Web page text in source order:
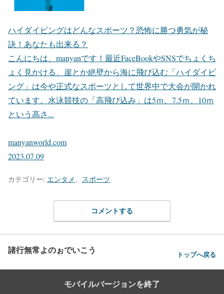
ハイダイビングはどんなスポーツ？恐怖に勝つ勇気が秘
訣！あなたも出来る？
こんにちは、manyanです！最近FaceBookやSNSでちょくち
ょく見かける、崖とか絶壁から海に飛び込む「ハイダイビ
ング」は今や正式なスポーツとして世界中で大会が開かれ
ています。水泳競技の「高飛び込み」は5ｍ、7.5ｍ、10ｍ
という高さ...
manyanworld.com
2023.07.09
カテゴリー: エンタメ スポーツ
コメントする
諸行無常よのぉでいこう トップへ戻る
モバイルバージョンを終了